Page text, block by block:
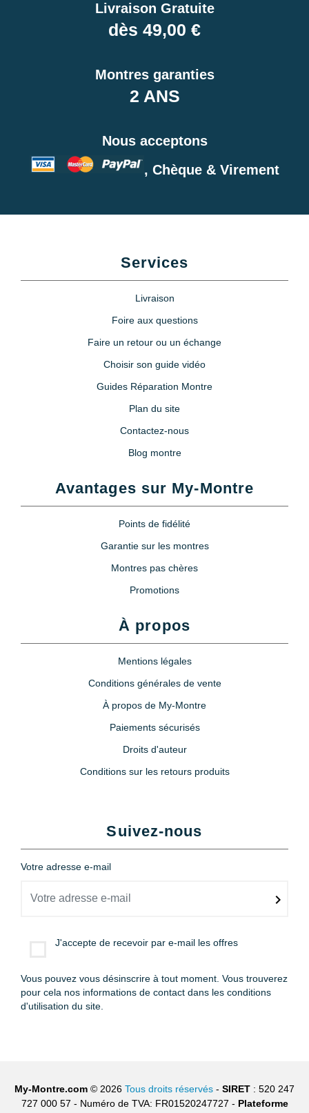
Livraison Gratuite
dès 49,00 €
Montres garanties
2 ANS
Nous acceptons
, Chèque & Virement
Services
Livraison
Foire aux questions
Faire un retour ou un échange
Choisir son guide vidéo
Guides Réparation Montre
Plan du site
Contactez-nous
Blog montre
Avantages sur My-Montre
Points de fidélité
Garantie sur les montres
Montres pas chères
Promotions
À propos
Mentions légales
Conditions générales de vente
À propos de My-Montre
Paiements sécurisés
Droits d'auteur
Conditions sur les retours produits
Suivez-nous
Votre adresse e-mail
J'accepte de recevoir par e-mail les offres
Vous pouvez vous désinscrire à tout moment. Vous trouverez
pour cela nos informations de contact dans les conditions
d'utilisation du site.
My-Montre.com © 2026 Tous droits réservés - SIRET : 520 247
727 000 57 - Numéro de TVA: FR01520247727 - Plateforme